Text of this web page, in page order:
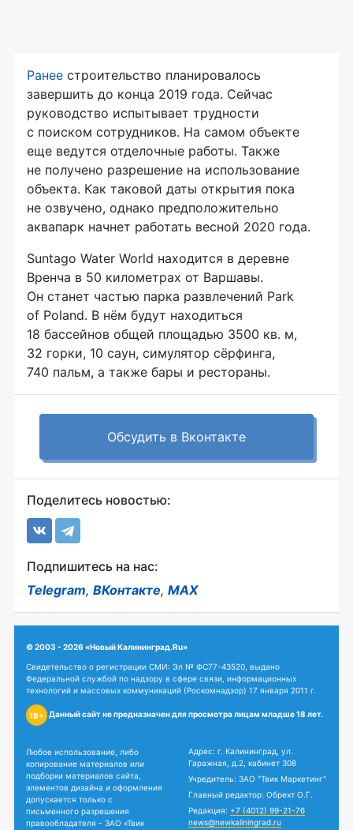
Ранее строительство планировалось
завершить до конца 2019 года. Сейчас
руководство испытывает трудности
с поиском сотрудников. На самом объекте
еще ведутся отделочные работы. Также
не получено разрешение на использование
объекта. Как таковой даты открытия пока
не озвучено, однако предположительно
аквапарк начнет работать весной 2020 года.
Suntago Water World находится в деревне
Вренча в 50 километрах от Варшавы.
Он станет частью парка развлечений Park
of Poland. В нём будут находиться
18 бассейнов общей площадью 3500 кв. м,
32 горки, 10 саун, симулятор сёрфинга,
740 пальм, а также бары и рестораны.
Обсудить в Вконтакте
Поделитесь новостью:
Подпишитесь на нас:
Telegram, ВКонтакте, MAX
© 2003 - 2026 «Новый Калининград.Ru»
Свидетельство о регистрации СМИ: Эл № ФС77-43520, выдано
Федеральной службой по надзору в сфере связи, информационных
технологий и массовых коммуникаций (Роскомнадзор) 17 января 2011 г.
18+ Данный сайт не предназначен для просмотра лицам младше 18 лет.
Любое использование, либо
копирование материалов или
подборки материалов сайта,
элементов дизайна и оформления
допускается только с
письменного разрешения
правообладателя - ЗАО «Твик
Адрес: г. Калининград, ул.
Гаражная, д.2, кабинет 308
Учредитель: ЗАО "Твик Маркетинг"
Главный редактор: Обрехт О.Г.
Редакция: +7 (4012) 99-21-76
news@newkaliningrad.ru